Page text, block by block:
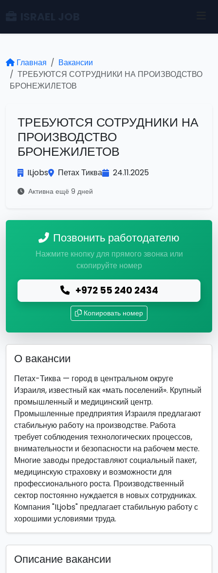
Главная
Вакансии
ТРЕБУЮТСЯ СОТРУДНИКИ НА ПРОИЗВОДСТВО
БРОНЕЖИЛЕТОВ
ТРЕБУЮТСЯ СОТРУДНИКИ НА
ПРОИЗВОДСТВО
БРОНЕЖИЛЕТОВ
ILjobs Петах Тиква 24.11.2025
Активна ещё 9 дней
Позвонить работодателю
Нажмите кнопку для прямого звонка или
скопируйте номер
+972 55 240 2434
Копировать номер
О вакансии
Петах-Тиква — город в центральном округе
Израиля, известный как «мать поселений». Крупный
промышленный и медицинский центр.
Промышленные предприятия Израиля предлагают
стабильную работу на производстве. Работа
требует соблюдения технологических процессов,
внимательности и безопасности на рабочем месте.
Многие заводы предоставляют социальный пакет,
медицинскую страховку и возможности для
профессионального роста. Производственный
сектор постоянно нуждается в новых сотрудниках.
Компания "ILjobs" предлагает стабильную работу с
хорошими условиями труда.
Описание вакансии